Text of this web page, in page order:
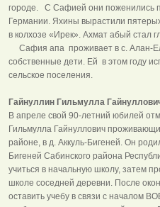
городе. С Сафией они поженились
Германии. Яхины вырастили
в колхозе «Ирек». Ахмат абый стал
Сафия апа проживает в с. Алан-
собственные дети. Ей в этом году
сельское поселения.
Гайнуллин Гильмулла
В апреле свой 90-летний юбилей
Гильмулла Гайнуллович
районе, в д. Аккуль-Бигеней. Он
Бигеней Сабинского района
учиться в начальную школу, затем
школе соседней деревни. После
оставить учебу в связи с началом